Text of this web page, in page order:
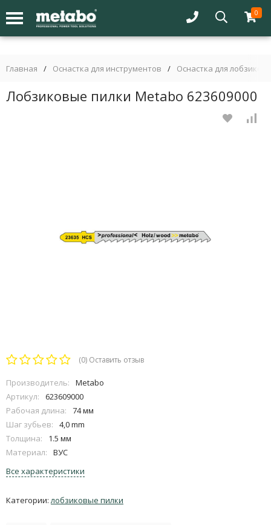
0
Главная / Оснастка для инструментов / Оснастка для лобзиков
Лобзиковые пилки Metabo 623609000
(0) Оставить отзыв
Производитель:
Metabo
Артикул:
623609000
Рабочая длина:
74 мм
Шаг зубьев:
4,0 mm
Толщина:
1.5 мм
Материал:
ВУС
Все характеристики
Категории:лобзиковые пилки